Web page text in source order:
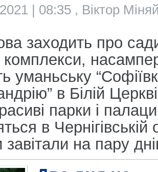
| 08:35 , Віктор
заходить про
комплекси,
уманьську
в Білій
парки і палаци
в Чернігівській
на пару